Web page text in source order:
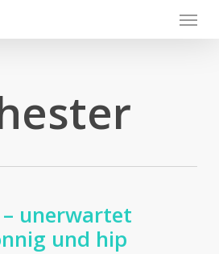
Menu
unerwartet
und hip